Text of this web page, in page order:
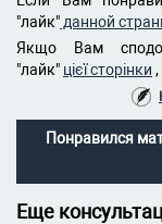
"лайк" данной
Якщо Вам
"лайк" цієї сторінки
Понравился
Еще